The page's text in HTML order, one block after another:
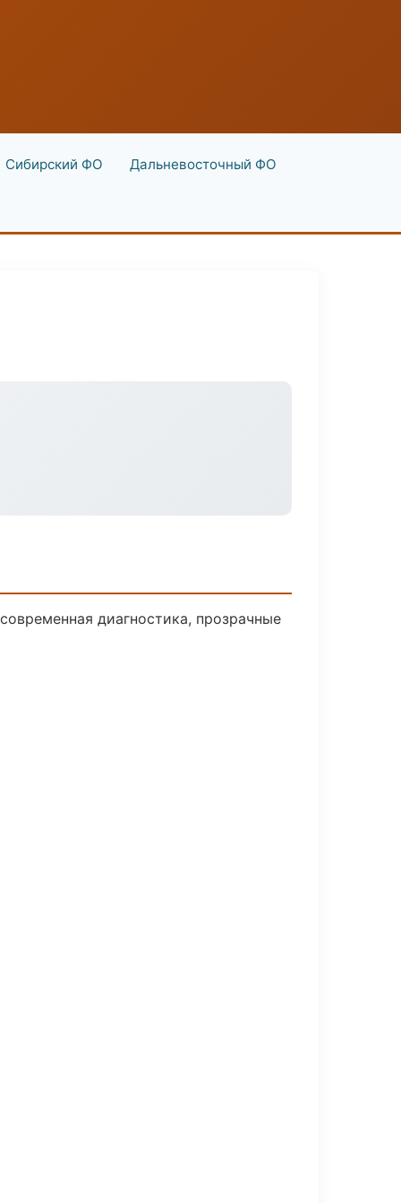
Сибирский ФО Дальневосточный ФО
диагностика, прозрачные